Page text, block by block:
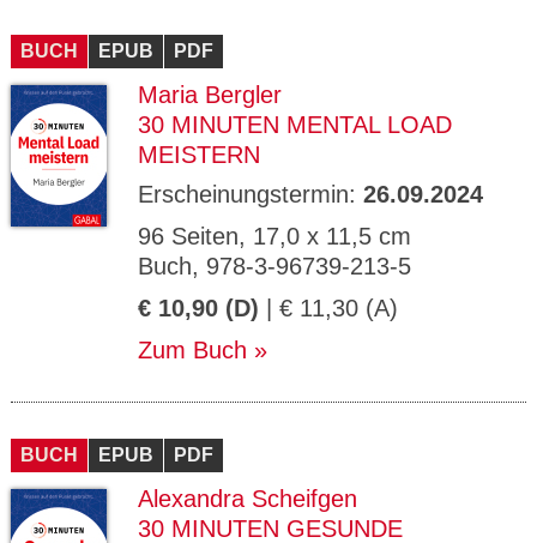
BUCH EPUB PDF
Maria Bergler
30 MINUTEN MENTAL LOAD
MEISTERN
Erscheinungstermin: 26.09.2024
96 Seiten, 17,0 x 11,5 cm
Buch, 978-3-96739-213-5
€ 10,90 (D) | € 11,30 (A)
Zum Buch
BUCH EPUB PDF
Alexandra Scheifgen
30 MINUTEN GESUNDE